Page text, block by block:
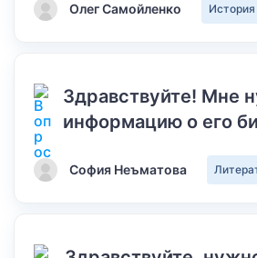
Олег Самойленко История
Здравствуйте! Мне
информацию о его
София Неъматова